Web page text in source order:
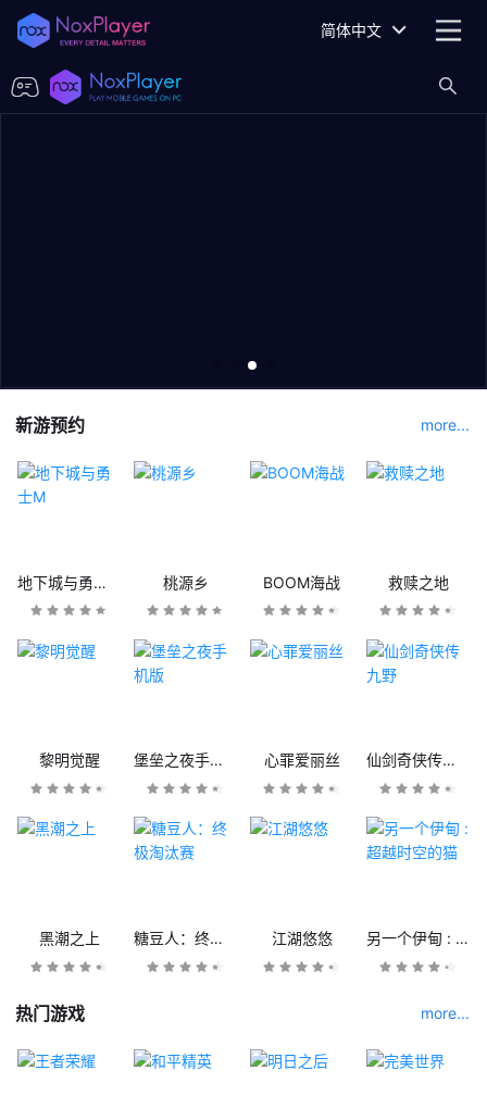
简体中文
新游预约 more...
地下城与勇士M 桃源乡 BOOM海战 救赎之地
黎明觉醒 堡垒之夜手机版 心罪爱丽丝 仙剑奇侠传九野
黑潮之上 糖豆人：终极淘汰赛 江湖悠悠 另一个伊甸 : 超越时空的猫
热门游戏 more...